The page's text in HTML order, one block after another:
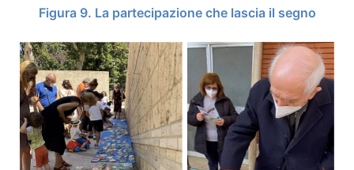
Figura 9. La partecipazione che lascia il segno